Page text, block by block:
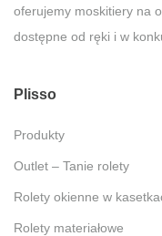
oferujemy moskitiery na
dostępne od ręki i w
Plisso
Produkty
Outlet – Tanie rolety
Rolety okienne w
Rolety materiałowe